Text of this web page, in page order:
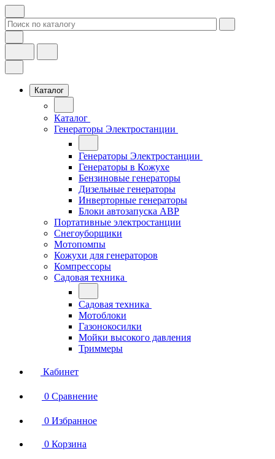
Каталог
Каталог
Генераторы Электростанции
Генераторы Электростанции
Генераторы в Кожухе
Бензиновые генераторы
Дизельные генераторы
Инверторные генераторы
Блоки автозапуска АВР
Портативные электростанции
Снегоуборщики
Мотопомпы
Кожухи для генераторов
Компрессоры
Садовая техника
Садовая техника
Мотоблоки
Газонокосилки
Мойки высокого давления
Триммеры
Кабинет
0 Сравнение
0 Избранное
0 Корзина